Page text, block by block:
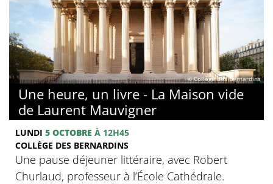
© Collège des Bernardins
Une heure, un livre - La Maison vide
de Laurent Mauvigner
LUNDI 5 OCTOBRE À 12H45
COLLÈGE DES BERNARDINS
Une pause déjeuner littéraire, avec Robert
Churlaud, professeur à l’École Cathédrale.